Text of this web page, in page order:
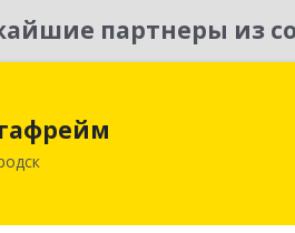
партнеры из
г, Ленина ул, дом № 123,